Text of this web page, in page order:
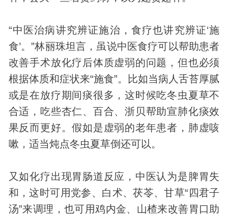
“中医治病讲究辨证施治，食疗也讲究辨证‘施
食’。”林丽珠坦言，虽说中医食疗可以帮助患者
改善手术放化疗后体质虚弱的问题，但也必须
根据体质和症状来“施食”。比如当病人舌苔厚腻
或是在放疗期间痰很多，这时候吃冬虫夏草不
合适，吃些杏仁、百合、浙贝帮助宣肺化痰效
果反而更好。假如是虚弱的老年患者，肺虚咳
嗽，适当炖点冬虫夏草倒还可以。
又如化疗出现胃肠道反应，中医认为是脾胃失
和，这时可用党参、白术、茯苓、甘草“四君子
汤”来调理，也可用鸡内金、山楂来改善胃口助